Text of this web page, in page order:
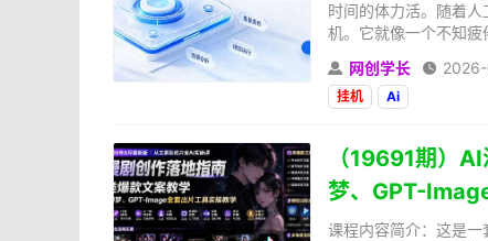
时间的体力活。随着
机。它就像一个不知疲
 网创学长 
挂机
Ai
（19691期）
梦、GPT-
课程内容简介：这是